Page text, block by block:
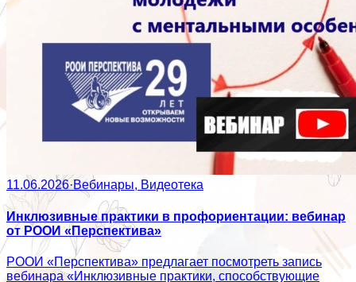
11.06.2026·Вебинары, Видеотека
Инклюзивные практики в профориентации: вебинар
от РООИ «Перспектива»
РООИ «Перспектива» предлагает посмотреть запись
вебинара «Инклюзивные практики, способствующие